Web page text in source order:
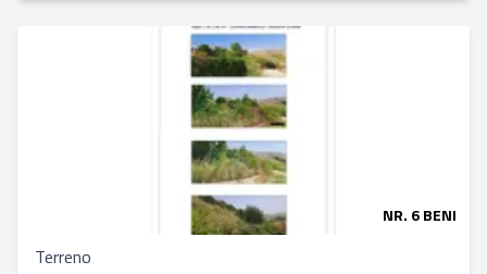
NR. 6 BENI
Terreno